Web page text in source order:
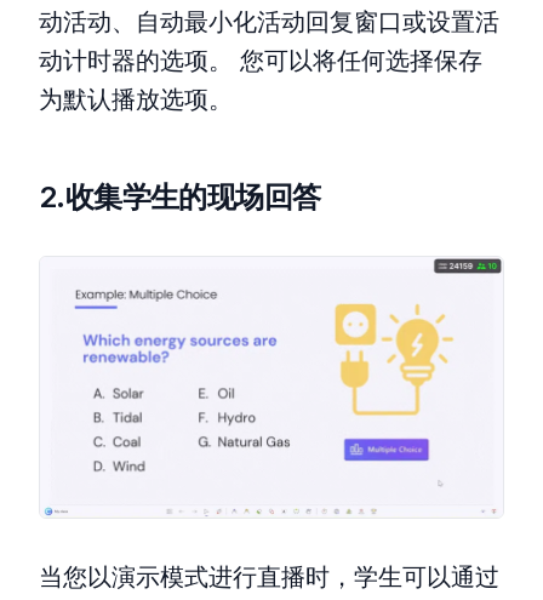
动活动、自动最小化活动回复窗口或设置活
动计时器的选项。 您可以将任何选择保存
为默认播放选项。
2.收集学生的现场回答
当您以演示模式进行直播时，学生可以通过